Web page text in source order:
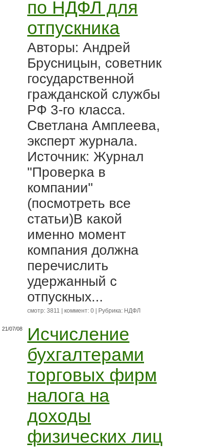
по НДФЛ для
отпускника
Авторы: Андрей
Брусницын, советник
государственной
гражданской службы
РФ 3-го класса.
Светлана Амплеева,
эксперт журнала.
Источник: Журнал
"Проверка в
компании"
(посмотреть все
статьи)В какой
именно момент
компания должна
перечислить
удержанный с
отпускных...
смотр: 3811 | коммент: 0 | Рубрика: НДФЛ
21/07/08
Исчисление
бухгалтерами
торговых фирм
налога на
доходы
физических лиц